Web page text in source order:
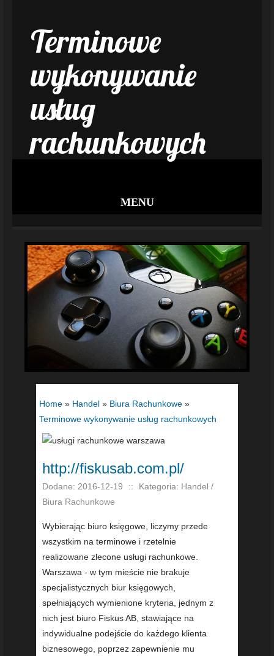
Terminowe
wykonywanie
usług
rachunkowych
MENU
Home » Handel » Biura Rachunkowe »
Terminowe wykonywanie usług rachunkowych
http://fiskusab.com.pl/
Dodane: 2016-12-19 ::
Kategoria: Handel /
Biura Rachunkowe
Wybierając biuro księgowe, liczymy przede
wszystkim na terminowe i rzetelnie
realizowane zlecone usługi rachunkowe.
Warszawa - w tym mieście nie brakuje
specjalistycznych biur księgowych,
spełniających wymienione kryteria, jednym z
nich jest biuro Fiskus AB, stawiające na
indywidualne podejście do każdego klienta
biznesowego, poprzez zapewnienie mu